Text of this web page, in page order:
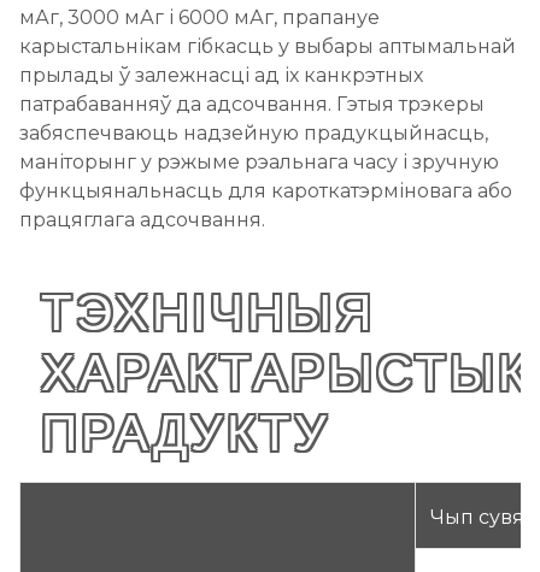
мАг, 3000 мАг і 6000 мАг, прапануе
карыстальнікам гібкасць у выбары аптымальнай
прылады ў залежнасці ад іх канкрэтных
патрабаванняў да адсочвання. Гэтыя трэкеры
забяспечваюць надзейную прадукцыйнасць,
маніторынг у рэжыме рэальнага часу і зручную
функцыянальнасць для кароткатэрміновага або
працяглага адсочвання.
ТЭХНІЧНЫЯ
ПРАДУКТУ
Чып сувязі